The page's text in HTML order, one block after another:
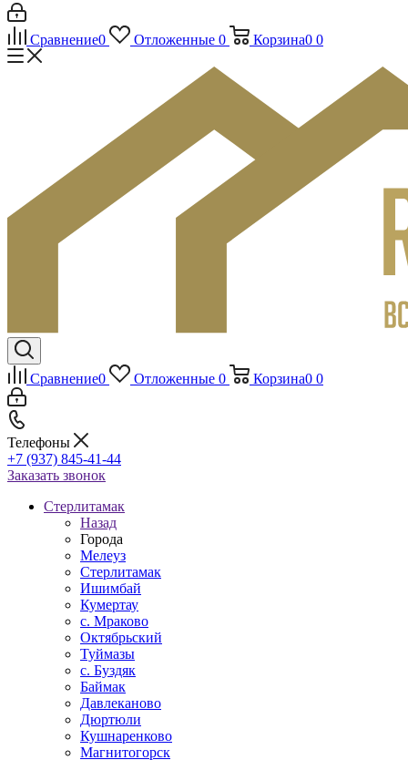
Сравнение0 Отложенные 0 Корзина0 0
Сравнение0 Отложенные 0 Корзина0 0
Телефоны
+7 (937) 845-41-44
Заказать звонок
Стерлитамак
Назад
Города
Мелеуз
Стерлитамак
Ишимбай
Кумертау
c. Мраково
Октябрьский
Туймазы
c. Буздяк
Баймак
Давлеканово
Дюртюли
Кушнаренково
Магнитогорск